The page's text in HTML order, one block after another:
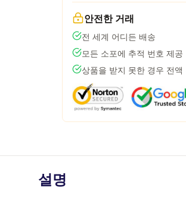
안전한 거래
전 세계 어디든 배송
모든 소포에 추적 번호 제공
상품을 받지 못한 경우 전액
설명